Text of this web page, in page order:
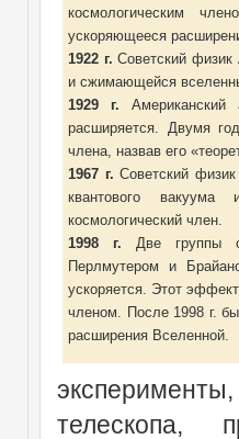
космологическим
ускоряющееся
1922 г. Советский
и сжимающейся
1929 г.
расширяется. Двумя
члена, назвав его
1967 г. Советский
квантового
космологический член.
1998 г. Две группы
Перлмутером и
ускоряется. Этот
членом. После 1998 г.
расширения Вселенной.
телескопа,